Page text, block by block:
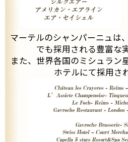
マーテルのシャンパーニュは
でも採用される豊富な
また、世界各国のミシュラン
ホテルにて採用さ